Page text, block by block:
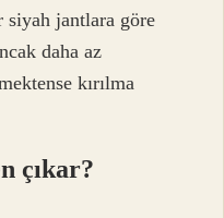
siyah jantlara göre
daha az
kırılma
çıkar?